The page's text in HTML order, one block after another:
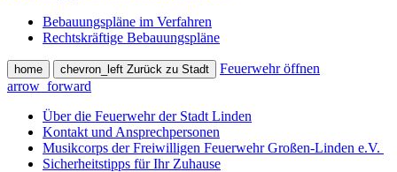
Bebauungspläne im Verfahren
Rechtskräftige Bebauungspläne
home chevron_left Zurück zu Stadt
Feuerwehr öffnen
arrow_forward
Über die Feuerwehr der Stadt Linden
Kontakt und Ansprechpersonen
Musikcorps der Freiwilligen Feuerwehr Großen-Linden e.V.
Sicherheitstipps für Ihr Zuhause